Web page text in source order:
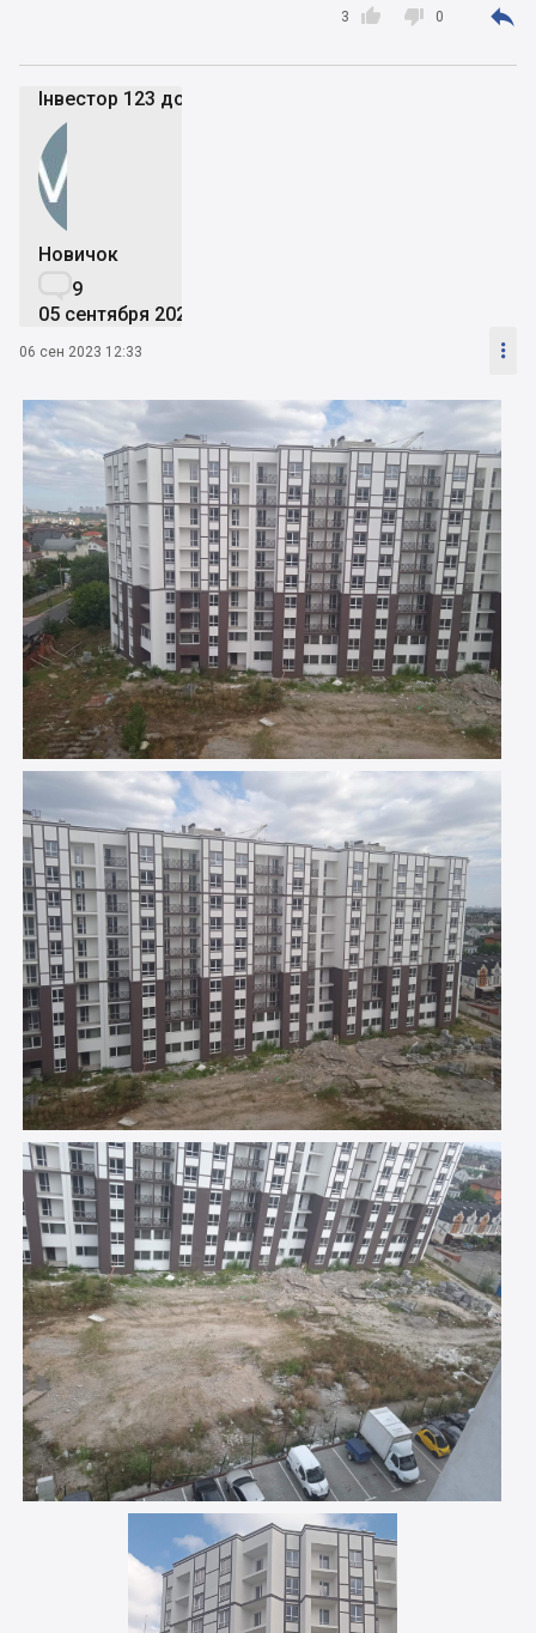

3  0 
Інвестор 123 дома
Новичок
9
05 сентября 2023
06 сен 2023 12:33 